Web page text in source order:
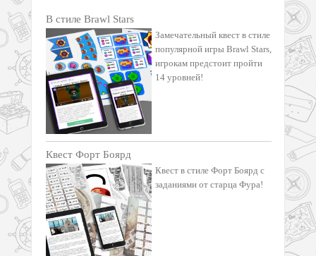
В стиле Brawl Stars
Замечательный квест в стиле
популярной игры Brawl Stars,
игрокам предстоит пройти
14 уровней!
Квест Форт Боярд
Квест в стиле Форт Боярд с
заданиями от старца Фура!